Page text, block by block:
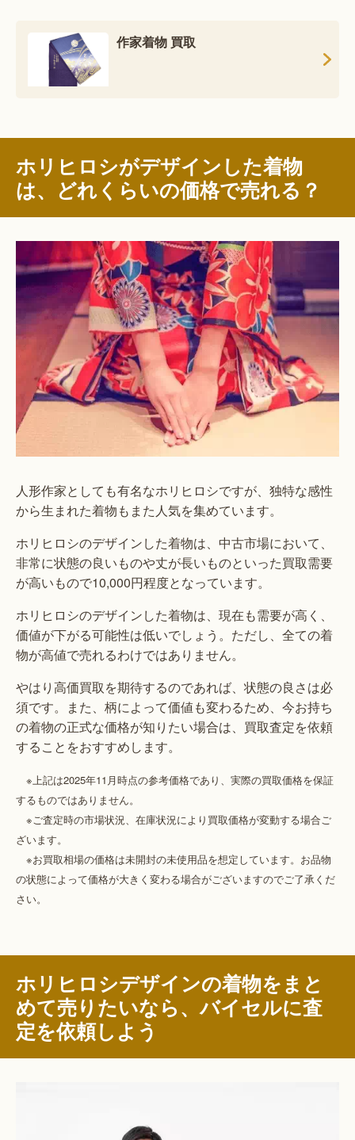
作家着物 買取
ホリヒロシがデザインした着物
は、どれくらいの価格で売れる？
人形作家としても有名なホリヒロシですが、独特な感性
から生まれた着物もまた人気を集めています。
ホリヒロシのデザインした着物は、中古市場において、
非常に状態の良いものや丈が長いものといった買取需要
が高いもので10,000円程度となっています。
ホリヒロシのデザインした着物は、現在も需要が高く、
価値が下がる可能性は低いでしょう。ただし、全ての着
物が高値で売れるわけではありません。
やはり高価買取を期待するのであれば、状態の良さは必
須です。また、柄によって価値も変わるため、今お持ち
の着物の正式な価格が知りたい場合は、買取査定を依頼
することをおすすめします。
※上記は2025年11月時点の参考価格であり、実際の買取価格を保証
するものではありません。
※ご査定時の市場状況、在庫状況により買取価格が変動する場合ご
ざいます。
※お買取相場の価格は未開封の未使用品を想定しています。お品物
の状態によって価格が大きく変わる場合がございますのでご了承くだ
さい。
ホリヒロシデザインの着物をまと
めて売りたいなら、バイセルに査
定を依頼しよう